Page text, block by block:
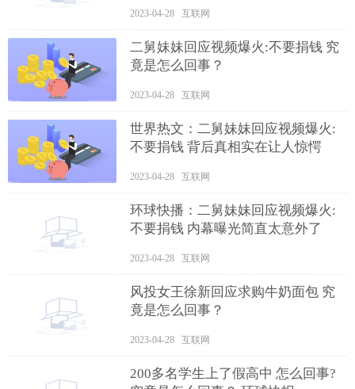
2023-04-28 互联网
二舅妹妹回应视频爆火:不要捐钱 究
竟是怎么回事？
2023-04-28 互联网
世界热文：二舅妹妹回应视频爆火:
不要捐钱 背后真相实在让人惊愕
2023-04-28 互联网
环球快播：二舅妹妹回应视频爆火:
不要捐钱 内幕曝光简直太意外了
2023-04-28 互联网
风投女王徐新回应求购牛奶面包 究
竟是怎么回事？
2023-04-28 互联网
200多名学生上了假高中 怎么回事?